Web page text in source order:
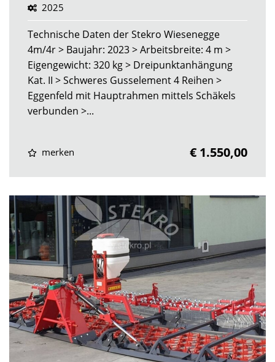
2025
Technische Daten der Stekro Wiesenegge
4m/4r > Baujahr: 2023 > Arbeitsbreite: 4 m >
Eigengewicht: 320 kg > Dreipunktanhängung
Kat. II > Schweres Gusselement 4 Reihen >
Eggenfeld mit Hauptrahmen mittels Schäkels
verbunden >...
merken € 1.550,00